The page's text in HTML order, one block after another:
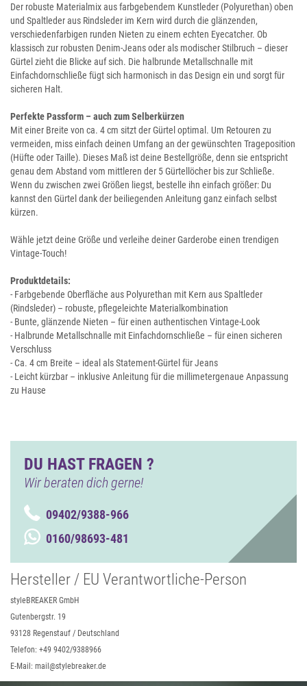
Der robuste Materialmix aus farbgebendem Kunstleder (Polyurethan) oben
und Spaltleder aus Rindsleder im Kern wird durch die glänzenden,
verschiedenfarbigen runden Nieten zu einem echten Eyecatcher. Ob
klassisch zur robusten Denim-Jeans oder als modischer Stilbruch – dieser
Gürtel zieht die Blicke auf sich. Die halbrunde Metallschnalle mit
Einfachdornschließe fügt sich harmonisch in das Design ein und sorgt für
sicheren Halt.
Perfekte Passform – auch zum Selberkürzen
Mit einer Breite von ca. 4 cm sitzt der Gürtel optimal. Um Retouren zu
vermeiden, miss einfach deinen Umfang an der gewünschten Trageposition
(Hüfte oder Taille). Dieses Maß ist deine Bestellgröße, denn sie entspricht
genau dem Abstand vom mittleren der 5 Gürtellöcher bis zur Schließe.
Wenn du zwischen zwei Größen liegst, bestelle ihn einfach größer: Du
kannst den Gürtel dank der beiliegenden Anleitung ganz einfach selbst
kürzen.
Wähle jetzt deine Größe und verleihe deiner Garderobe einen trendigen
Vintage-Touch!
Produktdetails:
- Farbgebende Oberfläche aus Polyurethan mit Kern aus Spaltleder
(Rindsleder) – robuste, pflegeleichte Materialkombination
- Bunte, glänzende Nieten – für einen authentischen Vintage-Look
- Halbrunde Metallschnalle mit Einfachdornschließe – für einen sicheren
Verschluss
- Ca. 4 cm Breite – ideal als Statement-Gürtel für Jeans
- Leicht kürzbar – inklusive Anleitung für die millimetergenaue Anpassung
zu Hause
DU HAST FRAGEN ?
Wir beraten dich gerne!
09402/9388-966
0160/98693-481
Hersteller / EU Verantwortliche-Person
styleBREAKER GmbH
Gutenbergstr. 19
93128 Regenstauf / Deutschland
Telefon: +49 9402/9388966
E-Mail: mail@stylebreaker.de